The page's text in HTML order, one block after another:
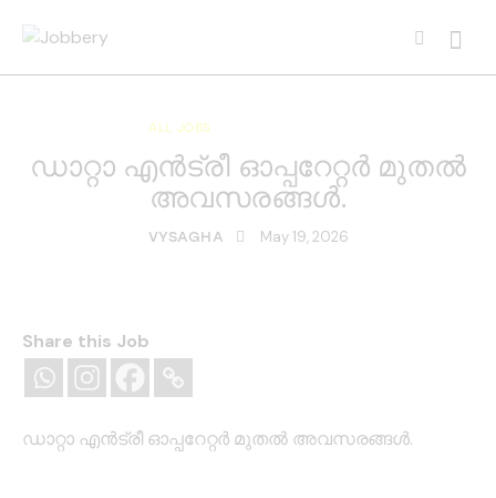
ALL JOBS
ഡാറ്റാ എന്‍ട്രീ ഓപ്പറേറ്റര്‍ മുതൽ
അവസരങ്ങൾ.
VYSAGHA May 19, 2026
Share this Job
ഡാറ്റാ എന്‍ട്രീ ഓപ്പറേറ്റര്‍ മുതൽ അവസരങ്ങൾ.